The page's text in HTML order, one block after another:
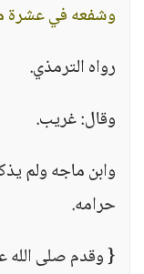
وشفعه في عشرة
رواه الترمذي.
وقال: غريب.
وابن ماجه ولم
حرامه.
{ وقدم صلى الله